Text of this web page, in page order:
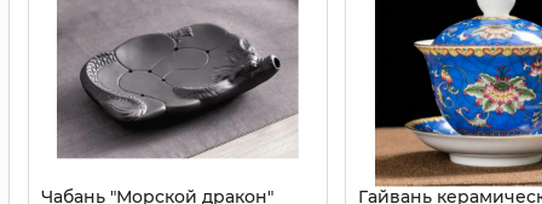
Чабань "Морской дракон"
Гайвань